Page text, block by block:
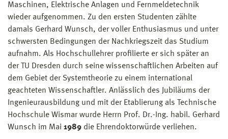
Maschinen, Elektrische Anlagen und Fernmeldetechnik
wieder auf­genommen. Zu den ersten Studenten zählte
damals Gerhard Wunsch, der voller Enthusiasmus und unter
schwersten Bedingungen der Nachkriegszeit das Studium
aufnahm. Als Hochschullehrer profilierte er sich später an
der TU Dresden durch seine wissenschaftlichen Arbeiten auf
dem Gebiet der Systemtheorie zu einem international
geachteten Wissenschaftler. Anlässlich des Jubiläums der
Ingenieur­ausbildung und mit der Etablierung als Technische
Hochschule Wismar wurde Herrn Prof. Dr.-Ing. habil. Gerhard
Wunsch im Mai 1989 die Ehrendoktorwürde verliehen.